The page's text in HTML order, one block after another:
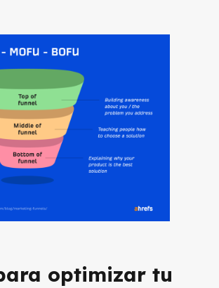
optimizar tu